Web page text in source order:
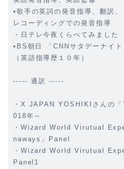
•歌手の英詞の発音指導、翻訳、
レコーディングでの発音指導
・日テレ今夜くらべてみました
•BS朝日 「CNNサタデーナイ
（英語指導歴１０年）
----- 通訳 -----
・X JAPAN YOSHIKIさんの
018年～
・Wizard World Virutual
naways」Panel
・Wizard World Virutual
Panel1